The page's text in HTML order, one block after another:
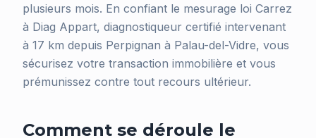
plusieurs mois. En confiant le mesurage loi Carrez
à Diag Appart, diagnostiqueur certifié intervenant
à 17 km depuis Perpignan à Palau-del-Vidre, vous
sécurisez votre transaction immobilière et vous
prémunissez contre tout recours ultérieur.
Comment se déroule le